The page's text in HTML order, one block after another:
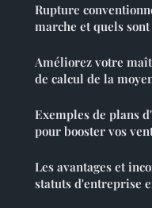
Rupture
marche et quels
Améliorez votre
de calcul de la
Exemples de plans
pour booster vos
Les avantages et
statuts d'entreprise